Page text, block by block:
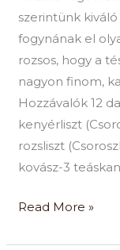
szerintünk
fogynának el
rozsos, hogy a
nagyon finom,
Hozzávalók 12
kenyérliszt
rozsliszt
kovász-3
Read More »